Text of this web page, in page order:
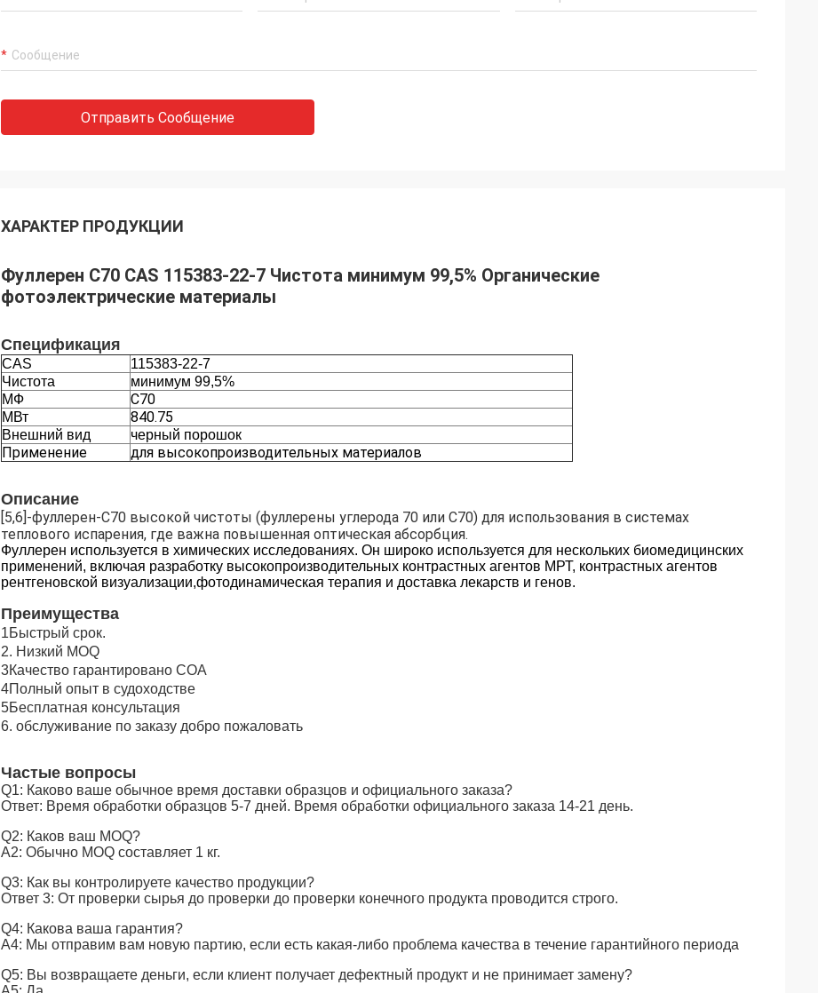
Отправить Сообщение
ХАРАКТЕР ПРОДУКЦИИ
Фуллерен C70 CAS 115383-22-7 Чистота минимум 99,5% Органические
фотоэлектрические материалы
Спецификация
CAS
115383-22-7
Чистота
минимум 99,5%
МФ
C70
МВт 840.75
Внешний вид черный порошок
Применение для высокопроизводительных материалов
Описание
[5,6]-фуллерен-С70 высокой чистоты (фуллерены углерода 70 или С70) для использования в системах
теплового испарения, где важна повышенная оптическая абсорбция.
Фуллерен используется в химических исследованиях. Он широко используется для нескольких биомедицинских
применений, включая разработку высокопроизводительных контрастных агентов МРТ, контрастных агентов
рентгеновской визуализации,фотодинамическая терапия и доставка лекарств и генов.
Преимущества
1Быстрый срок.
2. Низкий MOQ
3Качество гарантировано COA
4Полный опыт в судоходстве
5Бесплатная консультация
6. обслуживание по заказу добро пожаловать
Частые вопросы
Q1: Каково ваше обычное время доставки образцов и официального заказа?
Ответ: Время обработки образцов 5-7 дней. Время обработки официального заказа 14-21 день.
Q2: Каков ваш MOQ?
A2: Обычно MOQ составляет 1 кг.
Q3: Как вы контролируете качество продукции?
Ответ 3: От проверки сырья до проверки до проверки конечного продукта проводится строго.
Q4: Какова ваша гарантия?
A4: Мы отправим вам новую партию, если есть какая-либо проблема качества в течение гарантийного периода
Q5: Вы возвращаете деньги, если клиент получает дефектный продукт и не принимает замену?